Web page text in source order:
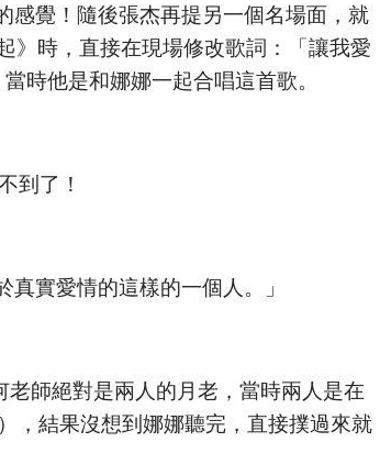
感覺！隨後張杰再提另一個名場面，就
》時，直接在現場修改歌詞：「讓我愛
時他是和娜娜一起合唱這首歌。
到了！
實愛情的這樣的一個人。」
師絕對是兩人的月老，當時兩人是在
，結果沒想到娜娜聽完，直接撲過來就